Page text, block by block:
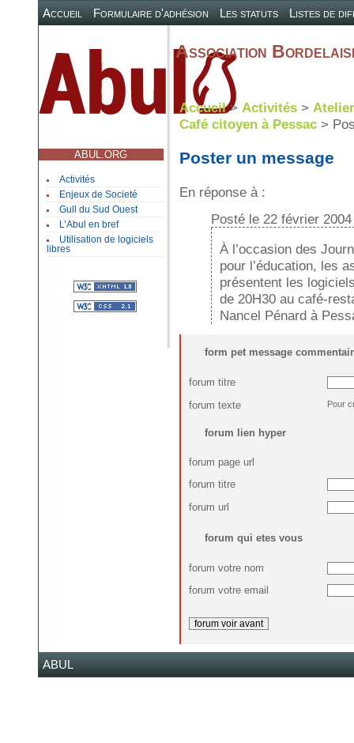
Accueil Formulaire d'adhésion Les statuts Listes de
ABUL.ORG
Activités
Enjeux de Societé
Gull du Sud Ouest
L’Abul en bref
Utilisation de logiciels
libres
Association
Accueil> Activités>
Café citoyen à Pessac>
Poster un message
En réponse à :
Posté le 22 février
À l’occasion des
pour l’éducation, les
présentent les
de 20H30 au café-
Nancel Pénard à
form pet message
forum titre
forum texte
Pour
forum lien hyper
forum page url
forum titre
forum url
forum qui etes vous
forum votre nom
forum votre email
ABUL